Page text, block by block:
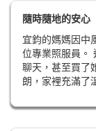
隨時隨地的安心
宜鈞的媽媽因中
位專業照服員。
聊天，甚至買了
朗，家裡充滿了